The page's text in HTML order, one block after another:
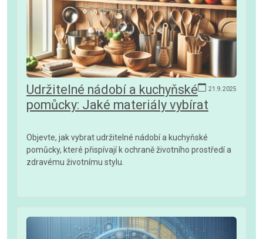
21.9.2025
Udržitelné nádobí a kuchyňské
pomůcky: Jaké materiály vybírat
Objevte, jak vybrat udržitelné nádobí a kuchyňské
pomůcky, které přispívají k ochraně životního prostředí a
zdravému životnímu stylu.